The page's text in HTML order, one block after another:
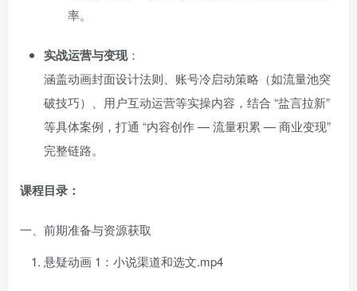
率。
实战运营与变现：
涵盖动画封面设计法则、账号冷启动策略（如流量池突
破技巧）、用户互动运营等实操内容，结合 “盐言拉新”
等具体案例，打通 “内容创作 — 流量积累 — 商业变现”
完整链路。
课程目录：
一、前期准备与资源获取
悬疑动画 1：小说渠道和选文.mp4